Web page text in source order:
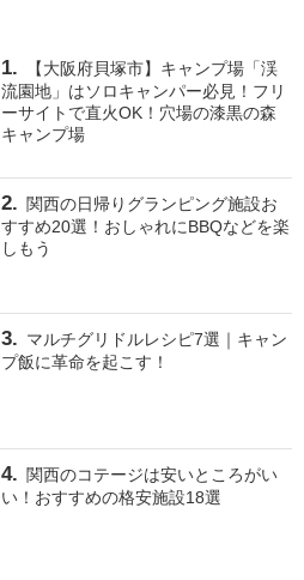
【大阪府貝塚市】キャンプ場「渓
流園地」はソロキャンパー必見！フリ
ーサイトで直火OK！穴場の漆黒の森
キャンプ場
関西の日帰りグランピング施設お
すすめ20選！おしゃれにBBQなどを楽
しもう
マルチグリドルレシピ7選｜キャン
プ飯に革命を起こす！
関西のコテージは安いところがい
い！おすすめの格安施設18選